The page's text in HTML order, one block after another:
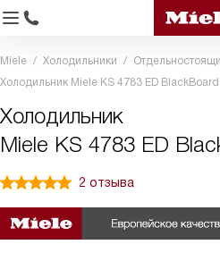
Miele Холодильники
Холодильник Miele KS 4783 ED BlackBoard
Холодильник
Miele KS 4783 ED
2 отзыва